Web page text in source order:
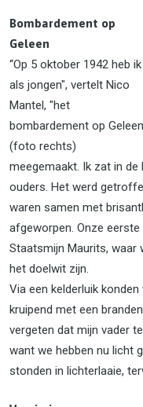
Bombardement op
Geleen
“Op 5 oktober 1942 heb ik
als jongen", vertelt Nico
Mantel, "het
bombardement op Geleen
(foto rechts)
meegemaakt. Ik zat in de
ouders. Het werd
waren samen met
afgeworpen. Onze
Staatsmijn Maurits, waar
het doelwit zijn.
Via een kelderluik
kruipend met een
vergeten dat mijn vader
want we hebben nu licht
stonden in lichterlaaie,